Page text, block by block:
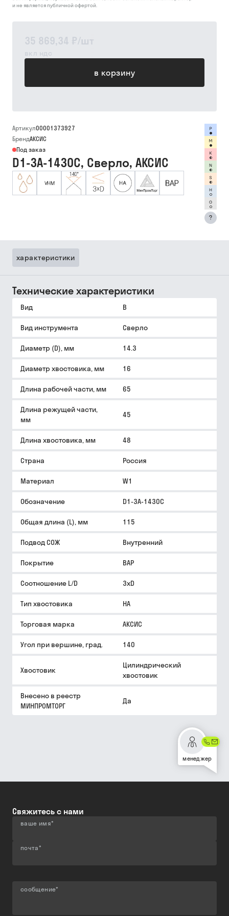
35 869,34 ₽/шт
вкл ндс
в корзину
и не является публичной офертой.
Артикул00001373927
БрендАКСИС
Под заказ
D1-3A-1430C, Сверло, АКСИС
?
характеристики
Технические характеристики
Вид B
Вид инструмента Сверло
Диаметр (D), мм 14.3
Диаметр хвостовика, мм 16
Длина рабочей части, мм 65
Длина режущей части,
мм
45
Длина хвостовика, мм 48
Страна Россия
Материал W1
Обозначение D1-3A-1430C
Общая длина (L), мм 115
Подвод СОЖ Внутренний
Покрытие BAP
Соотношение L/D 3xD
Тип хвостовика HA
Торговая марка АКСИС
Угол при вершине, град. 140
Хвостовик
Цилиндрический
хвостовик
Внесено в реестр
МИНПРОМТОРГ
Да
менеджер
Свяжитесь с нами
ваше имя*
почта*
сообщение*